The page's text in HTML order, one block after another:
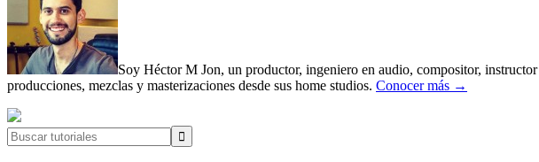
Soy Héctor M Jon, un productor, ingeniero en audio, compositor,
producciones, mezclas y masterizaciones desde sus home studios. Conocer más →
Buscar
tutoriales